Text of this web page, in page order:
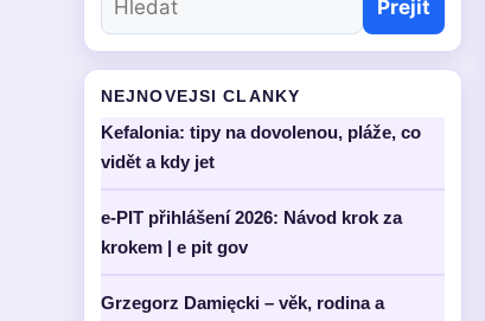
Prejit
NEJNOVEJSI CLANKY
Kefalonia: tipy na dovolenou, pláže, co
vidět a kdy jet
e-PIT přihlášení 2026: Návod krok za
krokem | e pit gov
Grzegorz Damięcki – věk, rodina a